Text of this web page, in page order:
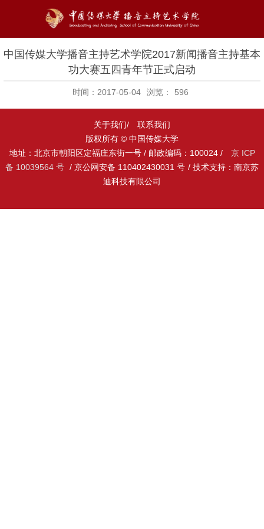
中国传媒大学播音主持艺术学院2017新闻播音主持基本
功大赛五四青年节正式启动
时间：2017-05-04 浏览： 596
关于我们/
联系我们
版权所有 © 中国传媒大学
地址：北京市朝阳区定福庄东街一号 / 邮政编码：100024 /
京 ICP
备 10039564 号 / 京公网安备 110402430031 号 / 技术支持：南京苏
迪科技有限公司